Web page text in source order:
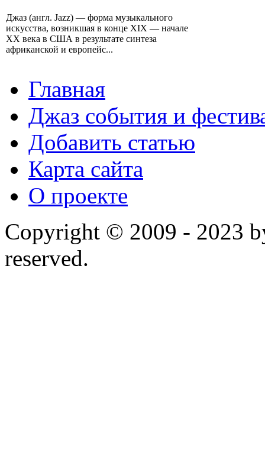
Джаз (англ. Jazz) — форма музыкального
искусства, возникшая в конце XIX — начале
XX века в США в результате синтеза
африканской и европейс...
Главная
Джаз события и
Добавить статью
Карта сайта
О проекте
Copyright © 2009 - 2023
reserved.